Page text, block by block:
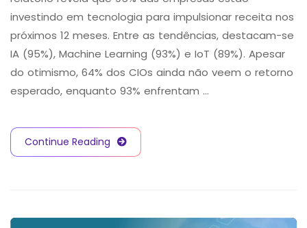
investindo em tecnologia para impulsionar receita nos
próximos 12 meses. Entre as tendências, destacam-se
IA (95%), Machine Learning (93%) e IoT (89%). Apesar
do otimismo, 64% dos CIOs ainda não veem o retorno
esperado, enquanto 93% enfrentam …
Continue Reading